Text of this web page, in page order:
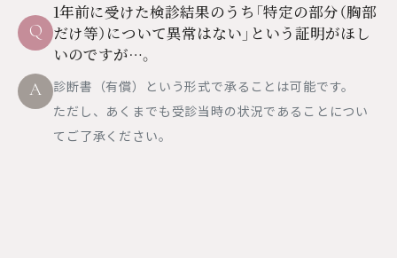
Q
1年前に受けた検診結果のうち「特定の部分（胸部
だけ等）について異常はない」という証明がほし
いのですが…。
A
診断書（有償）という形式で承ることは可能です。
ただし、あくまでも受診当時の状況であることについ
てご了承ください。